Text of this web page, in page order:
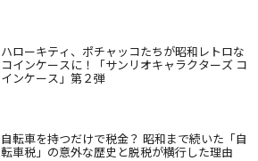
ハローキティ、ポチャッコたちが昭和レトロな
コインケースに！「サンリオキャラクターズ コ
インケース」第２弾
自転車を持つだけで税金？ 昭和まで続いた「自
転車税」の意外な歴史と脱税が横行した理由